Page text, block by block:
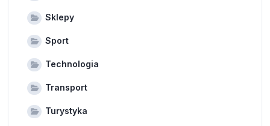
Sklepy
Sport
Technologia
Transport
Turystyka